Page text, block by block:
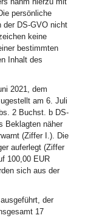
persönliche
der DS-GVO nicht
keine
bestimmten
Inhalt des
2021, dem
am 6. Juli
2 Buchst. b DS-
Beklagten näher
(Ziffer I.). Die
auferlegt (Ziffer
100,00 EUR
sich aus der
der
17